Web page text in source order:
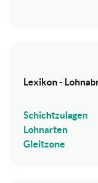
Lexikon -
Schichtzulagen
Lohnarten
Gleitzone